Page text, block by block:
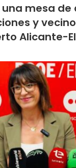
una mesa
y
Alicante-